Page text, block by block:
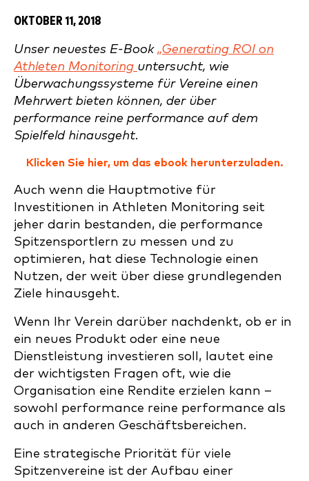
OKTOBER 11, 2018
Unser neuestes E-Book „Generating ROI on
Athleten Monitoring untersucht, wie
Überwachungssysteme für Vereine einen
Mehrwert bieten können, der über
performance reine performance auf dem
Spielfeld hinausgeht.
Klicken Sie hier, um das ebook herunterzuladen.
Auch wenn die Hauptmotive für
Investitionen in Athleten Monitoring seit
jeher darin bestanden, die performance
Spitzensportlern zu messen und zu
optimieren, hat diese Technologie einen
Nutzen, der weit über diese grundlegenden
Ziele hinausgeht.
Wenn Ihr Verein darüber nachdenkt, ob er in
ein neues Produkt oder eine neue
Dienstleistung investieren soll, lautet eine
der wichtigsten Fragen oft, wie die
Organisation eine Rendite erzielen kann –
sowohl performance reine performance als
auch in anderen Geschäftsbereichen.
Eine strategische Priorität für viele
Spitzenvereine ist der Aufbau einer